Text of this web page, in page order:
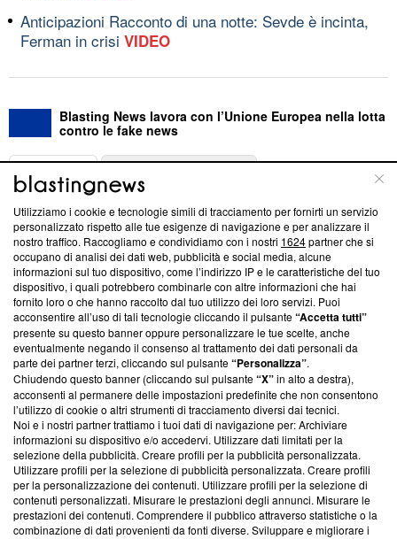
Anticipazioni Racconto di una notte: Sevde è incinta,
Ferman in crisi VIDEO
Blasting News lavora con l’Unione Europea nella lotta
contro le fake news
ABOUT
Questa sezione offre informazioni trasparenti su Blasting
News, sui nostri processi editoriali e su come ci impegniamo a
creare news di qualità. Inoltre, afferma la nostra aderenza a
‘Trust Project - News with Integrity’Blasting News non è
ancora membro del programma, ma ha richiesto di farne
parte; Trust Project non ha ancora effettuato una verifica di
conformità agli standard.
Su di noi
Team editoriale
Corporate
Redazione
Informativa Privacy
Cookie Policy
Utilizziamo i cookie e tecnologie simili di tracciamento per fornirti un servizio
personalizzato rispetto alle tue esigenze di navigazione e per analizzare il
nostro traffico. Raccogliamo e condividiamo con i nostri 1624partner che si
occupano di analisi dei dati web, pubblicità e social media, alcune
informazioni sul tuo dispositivo, come l’indirizzo IP e le caratteristiche del tuo
dispositivo, i quali potrebbero combinarle con altre informazioni che hai
fornito loro o che hanno raccolto dal tuo utilizzo dei loro servizi. Puoi
acconsentire all’uso di tali tecnologie cliccando il pulsante“Accetta tutti”
presente su questo banner oppure personalizzare le tue scelte, anche
eventualmente negando il consenso al trattamento dei dati personali da
parte dei partner terzi, cliccando sul pulsante“Personalizza”.
Chiudendo questo banner (cliccando sul pulsante“X”in alto a destra),
acconsenti al permanere delle impostazioni predefinite che non consentono
l’utilizzo di cookie o altri strumenti di tracciamento diversi dai tecnici.
Noi e i nostri partner trattiamo i tuoi dati di navigazione per: Archiviare
informazioni su dispositivo e/o accedervi. Utilizzare dati limitati per la
selezione della pubblicità. Creare profili per la pubblicità personalizzata.
Utilizzare profili per la selezione di pubblicità personalizzata. Creare profili
per la personalizzazione dei contenuti. Utilizzare profili per la selezione di
contenuti personalizzati. Misurare le prestazioni degli annunci. Misurare le
prestazioni dei contenuti. Comprendere il pubblico attraverso statistiche o la
combinazione di dati provenienti da fonti diverse. Sviluppare e migliorare i